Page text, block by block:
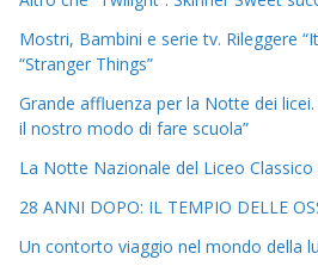
Mostri, Bambini e serie tv. Rileggere
“Stranger Things”
Grande affluenza per la Notte dei licei.
il nostro modo di fare scuola”
La Notte Nazionale del Liceo Classico
28 ANNI DOPO: IL TEMPIO DELLE
Un contorto viaggio nel mondo della